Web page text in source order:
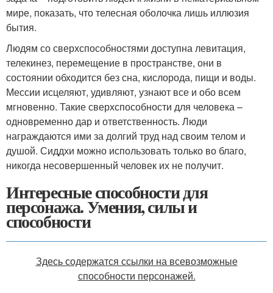
мире, показать, что телесная оболочка лишь иллюзия
бытия.
Людям со сверхспособностями доступна левитация,
телекинез, перемещение в пространстве, они в
состоянии обходится без сна, кислорода, пищи и воды.
Мессии исцеляют, удивляют, узнают все и обо всем
мгновенно. Такие сверхспособности для человека –
одновременно дар и ответственность. Люди
награждаются ими за долгий труд над своим телом и
душой. Сиддхи можно использовать только во благо,
никогда несовершенный человек их не получит.
Интересные способности для
персонажа. Умения, силы и
способности
Здесь содержатся ссылки на всевозможные
способности персонажей.